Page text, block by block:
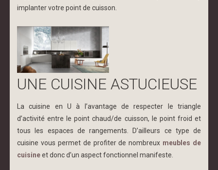
implanter votre point de cuisson.
UNE CUISINE ASTUCIEUSE
La cuisine en U à l’avantage de respecter le triangle
d’activité entre le point chaud/de cuisson, le point froid et
tous les espaces de rangements. D’ailleurs ce type de
cuisine vous permet de profiter de nombreux meubles de
cuisineet donc d’un aspect fonctionnel manifeste.